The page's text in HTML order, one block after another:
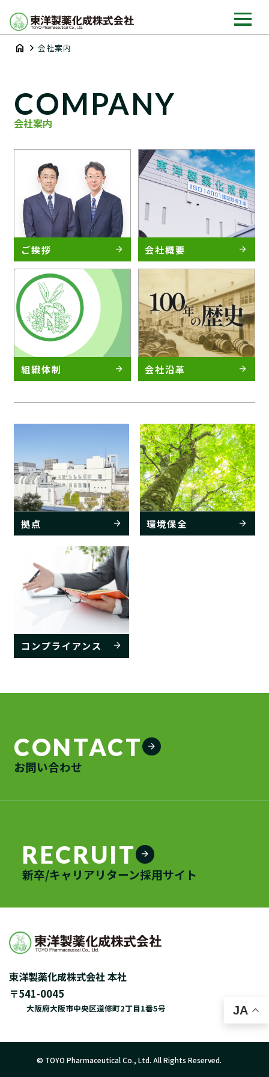
home chevron_right会社案内
COMPANY
会社案内
ご挨拶 arrow_forward 会社概要 arrow_forward
組織体制 arrow_forward 会社沿革 arrow_forward
拠点 arrow_forward 環境保全 arrow_forward
コンプライアンス arrow_forward
CONTACT arrow_forward
お問い合わせ
RECRUIT arrow_forward
新卒/キャリアリターン採用サイト
東洋製薬化成株式会社 本社
〒541-0045
大阪府大阪市中央区道修町2丁目1番5号
© TOYO Pharmaceutical Co., Ltd. All Rights Reserved.
JA